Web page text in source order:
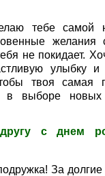
тебе самой
желания
не покидает.
улыбку
твоя самая
в выборе
с днем
За